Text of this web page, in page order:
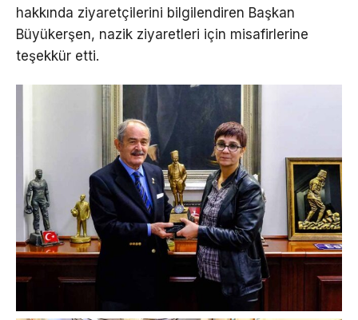
hakkında ziyaretçilerini bilgilendiren Başkan
Büyükerşen, nazik ziyaretleri için misafirlerine
teşekkür etti.